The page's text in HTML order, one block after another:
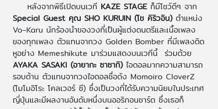
หลังจากพิธีเปิดบนเวที KAZE STAGEก็มีโชว์ดีๆ จาก
Special Guest คุณ SHO KURUIN (โช คิริวอิน)ตำแหน่ง
Vo-Karu นักร้องนำของวงที่เป็นผู้แต่งดนตรีและเนื้อเพลง
ของทุกเพลง ตัวแทนจากวง Golden Bomber ที่มีเพลงติด
หูอย่าง Memeshikute มาร่วมแสดงบนเวทีนี้ ร่วมด้วย
AYAKA SASAKI (อายากะ ซาซากิ)ไอดอลมากความสามารถ
รอบด้าน ตัวแทนจากวงไอดอลชื่อดัง Momoiro CloverZ
(โมโมอิโระ โคลเวอร์ ซี) ซึ่งเป็นวงที่ได้รับความนิยมในประเทศ
ญี่ปุ่นและมีผลงานอันดับหนึ่งบนออริกอนชาร์ต ซึ่งเธอก็